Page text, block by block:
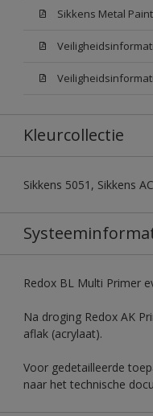
Kleurcollectie
Sikkens 5051, Sikkens
Redox BL Multi Primer
Na droging Redox AK
aflak (acrylaat).
Voor gedetailleerde
naar het technische